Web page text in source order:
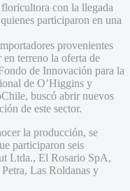
con la llegada
participaron en una
provenientes
terreno la oferta de
de Innovación para la
de O’Higgins y
buscó abrir nuevos
de este sector.
la producción, se
participaron seis
Ltda., El Rosario SpA,
Las Roldanas y